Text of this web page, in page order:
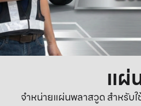
แผ่
จำหน่ายแผ่นพลาสวูด สำหรับ